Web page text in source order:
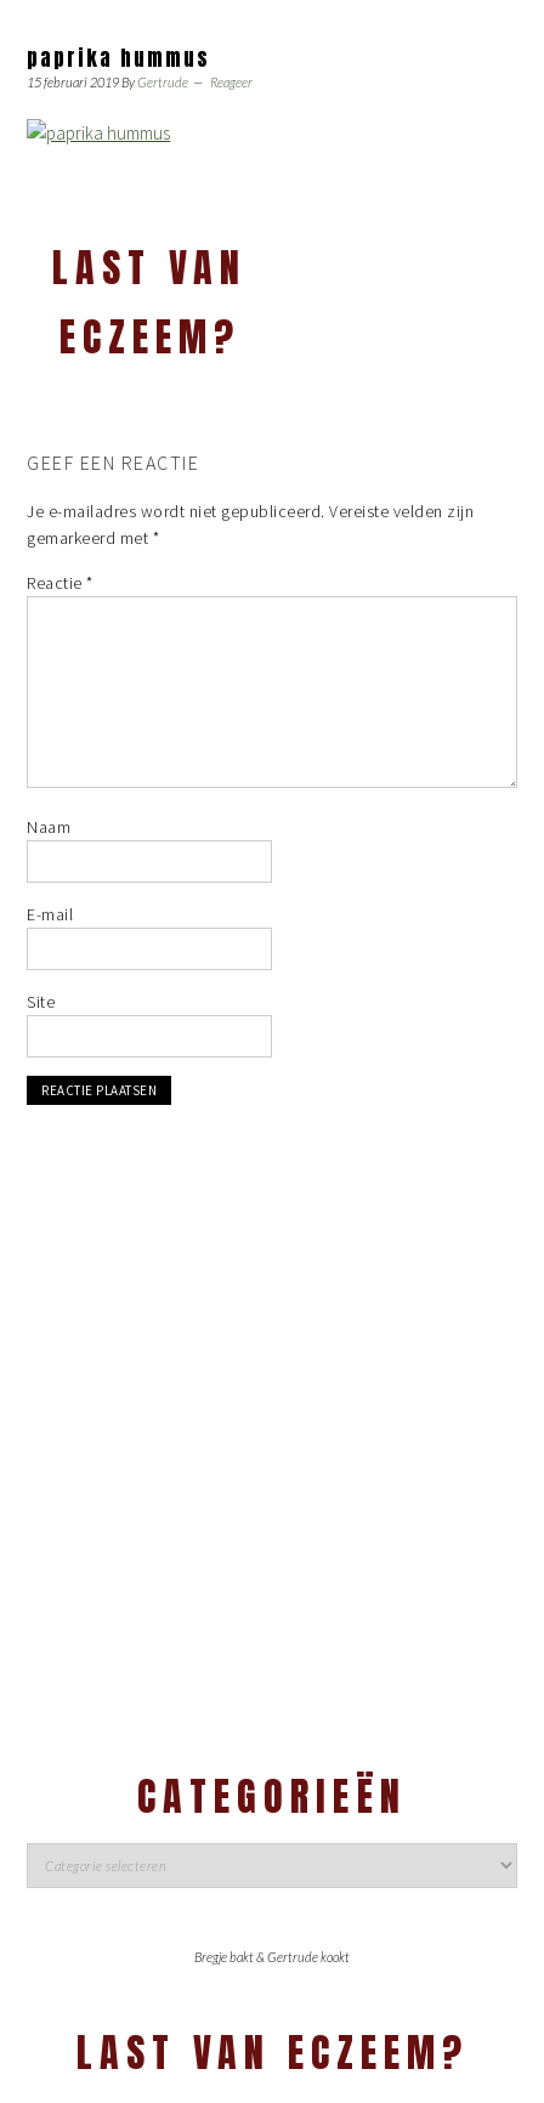
paprika hummus
15 februari 2019ByGertrude Reageer
LAST VAN
ECZEEM?
GEEF EEN REACTIE
Je e-mailadres wordt niet gepubliceerd. Vereiste velden zijn
gemarkeerd met *
Reactie*
Naam
E-mail
Site
CATEGORIEËN
Bregje bakt & Gertrude kookt
LAST VAN ECZEEM?